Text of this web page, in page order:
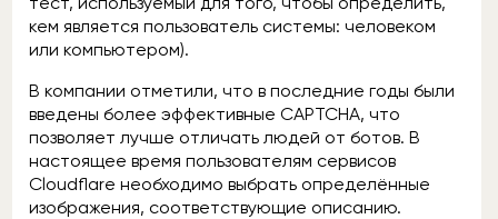
кем является пользователь системы: человеком
или компьютером).
В компании отметили, что в последние годы были
введены более эффективные CAPTCHA, что
позволяет лучше отличать людей от ботов. В
настоящее время пользователям сервисов
Cloudflare необходимо выбрать определённые
изображения, соответствующие описанию.